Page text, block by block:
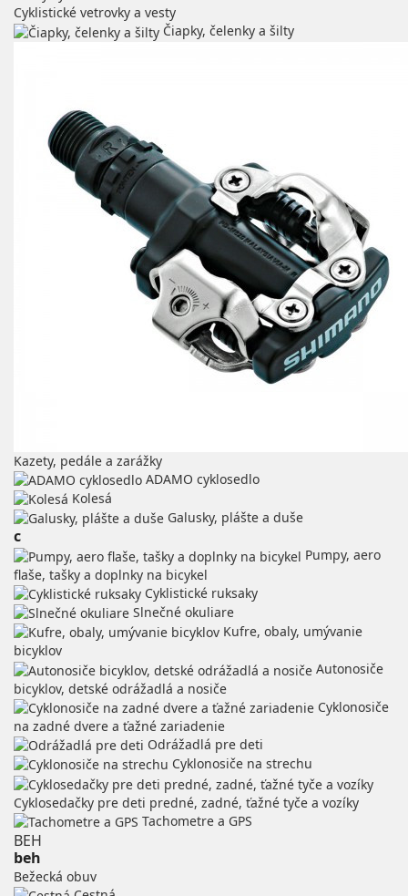
Cyklistické vetrovky a vesty
Čiapky, čelenky a šilty
Kazety, pedále a zarážky
ADAMO cyklosedlo
Kolesá
Galusky, plášte a duše
c
Pumpy, aero
flaše, tašky a doplnky na bicykel
Cyklistické ruksaky
Slnečné okuliare
Kufre, obaly, umývanie
bicyklov
Autonosiče
bicyklov, detské odrážadlá a nosiče
Cyklonosiče
na zadné dvere a ťažné zariadenie
Odrážadlá pre deti
Cyklonosiče na strechu
Cyklosedačky pre deti predné, zadné, ťažné tyče a vozíky
Tachometre a GPS
BEH
beh
Bežecká obuv